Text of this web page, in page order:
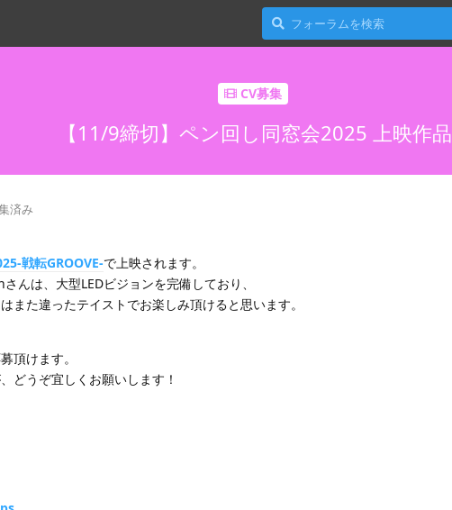
CV募集
【11/9締切】ペン回し同窓会2025 上映作品
済み
戦転GROOVE-で上映されます。
んは、大型LEDビジョンを完備しており、
また違ったテイストでお楽しみ頂けると思います。
頂けます。
どうぞ宜しくお願いします！